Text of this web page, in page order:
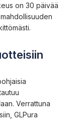
on 30 päivää
Verrattuna
GLPura